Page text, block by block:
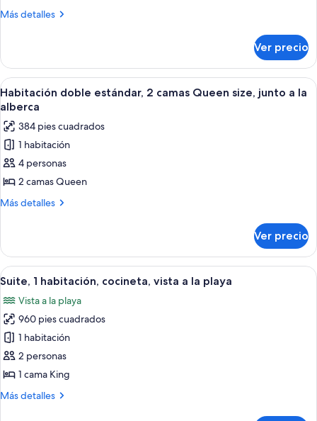
Más detalles
Más
individual
Deluxe
Ver precio
Abrir
todas
las
fotos
de
Habitación
doble
estándar,
Queen
size,
junto
a
la
alberca
Habitación de hotel con dos camas,
2
Habitación doble estándar, 2 camas Queen size, junto a la
alberca
384 pies cuadrados
1 habitación
4 personas
2 camas Queen
Más detalles
Más
doble
estándar,
2
Queen
size,
junto
la
alberca
Ver precio
Abrir
todas
las
fotos
de
Suite,
1
cocineta,
Una sala de estar moderna con un
12
Suite, 1 habitación, cocineta, vista a la playa
Vista a la playa
960 pies cuadrados
1 habitación
2 personas
1 cama King
Más detalles
Más